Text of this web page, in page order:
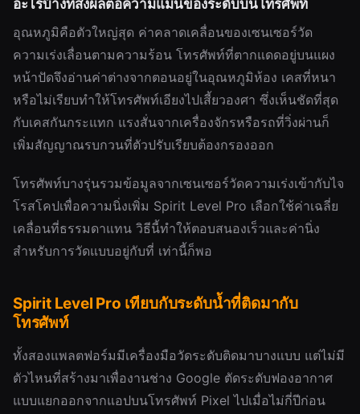
อะไรบ้างที่ส่งผลต่อความแม่นของระดับบนโทรศัพท์
อุณหภูมิคือตัวใหญ่สุด ค่าคลาดเคลื่อนของเซนเซอร์วัด
ความเร่งเลื่อนตามความร้อน โทรศัพท์ที่ตากแดดอยู่บนแผง
หน้าปัดจึงอ่านค่าต่างจากตอนอยู่ในอุณหภูมิห้อง เคสที่หนา
หรือไม่เรียบทำให้โทรศัพท์เอียงไปเสี้ยวองศา ซึ่งเห็นชัดที่สุด
กับเคสกันกระแทก แรงสั่นจากเครื่องจักรหรือรถที่วิ่งผ่านก็
เพิ่มสัญญาณรบกวนที่ตัวปรับเรียบต้องกรองออก
โทรศัพท์บางรุ่นรวมข้อมูลจากเซนเซอร์วัดความเร่งเข้ากับไจ
โรสโคปเพื่อความนิ่งเพิ่ม Spirit Level Pro เลือกใช้ค่าเฉลี่ย
เคลื่อนที่ธรรมดาแทน วิธีนี้ทำให้ตอบสนองเร็วและค่านิ่ง
สำหรับการวัดแบบอยู่กับที่ เท่านี้ก็พอ
Spirit Level Pro เทียบกับระดับน้ำที่ติดมากับ
โทรศัพท์
ทั้งสองแพลตฟอร์มมีเครื่องมือวัดระดับติดมาบางแบบ แต่ไม่มี
ตัวไหนที่สร้างมาเพื่องานช่าง Google ตัดระดับฟองอากาศ
แบบแยกออกจากแอปบนโทรศัพท์ Pixel ไปเมื่อไม่กี่ปีก่อน